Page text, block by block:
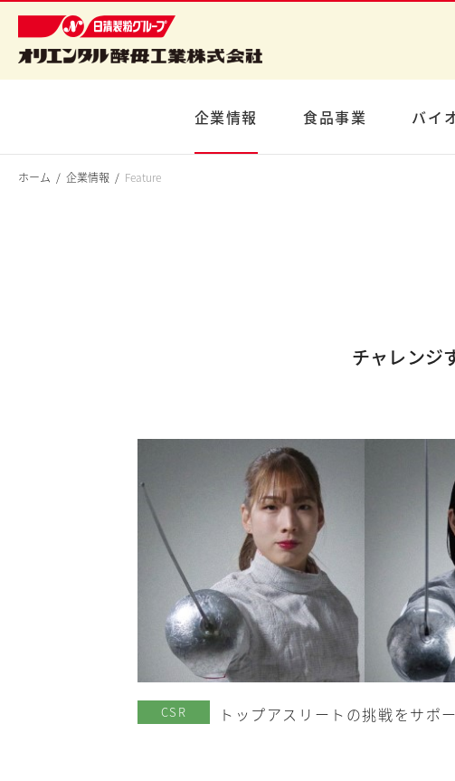
企業情報 食品事業 バイ
ホーム 企業情報 Feature
チャレンジ
CSR トップアスリートの挑戦をサポ